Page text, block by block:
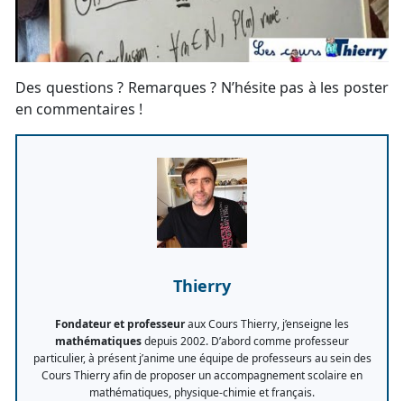
Des questions ? Remarques ? N’hésite pas à les poster
en commentaires !
Thierry
Fondateur et professeuraux Cours Thierry, j’enseigne les
mathématiquesdepuis 2002. D’abord comme professeur
particulier, à présent j’anime une équipe de professeurs au sein des
Cours Thierry afin de proposer un accompagnement scolaire en
mathématiques, physique-chimie et français.